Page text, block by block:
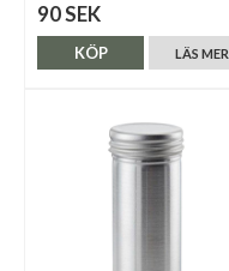
90 SEK
LÄS MER
KÖP